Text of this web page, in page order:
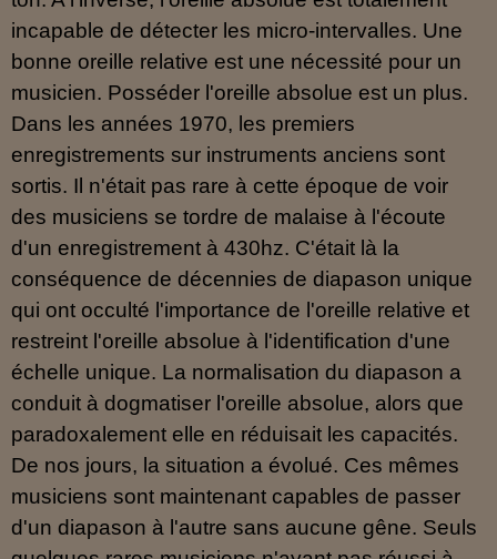
incapable de détecter les micro-intervalles. Une
bonne oreille relative est une nécessité pour un
musicien. Posséder l'oreille absolue est un plus.
Dans les années 1970, les premiers
enregistrements sur instruments anciens sont
sortis. Il n'était pas rare à cette époque de voir
des musiciens se tordre de malaise à l'écoute
d'un enregistrement à 430hz. C'était là la
conséquence de décennies de diapason unique
qui ont occulté l'importance de l'oreille relative et
restreint l'oreille absolue à l'identification d'une
échelle unique. La normalisation du diapason a
conduit à dogmatiser l'oreille absolue, alors que
paradoxalement elle en réduisait les capacités.
De nos jours, la situation a évolué. Ces mêmes
musiciens sont maintenant capables de passer
d'un diapason à l'autre sans aucune gêne. Seuls